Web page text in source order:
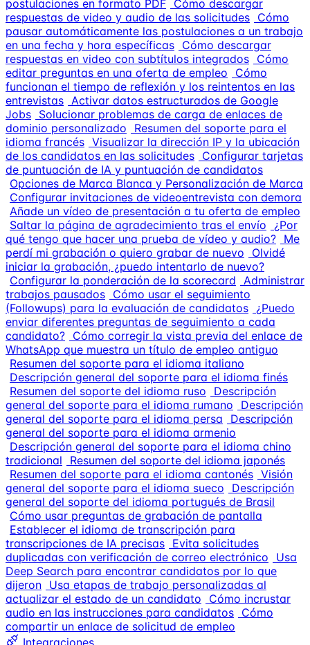
postulaciones en formato PDF Cómo descargar
respuestas de video y audio de las solicitudes Cómo
pausar automáticamente las postulaciones a un trabajo
en una fecha y hora específicas Cómo descargar
respuestas en video con subtítulos integrados Cómo
editar preguntas en una oferta de empleo
Cómo
funcionan el tiempo de reflexión y los reintentos en las
entrevistas Activar datos estructurados de Google
Jobs Solucionar problemas de carga de enlaces de
dominio personalizado
Resumen del soporte para el
idioma francés Visualizar la dirección IP y la ubicación
de los candidatos en las solicitudes Configurar tarjetas
de puntuación de IA y puntuación de candidatos
Opciones de Marca Blanca y Personalización de Marca
Configurar invitaciones de videoentrevista con demora
Añade un vídeo de presentación a tu oferta de empleo
Saltar la página de agradecimiento tras el envío
¿Por
qué tengo que hacer una prueba de vídeo y audio? Me
perdí mi grabación o quiero grabar de nuevo
Olvidé
iniciar la grabación, ¿puedo intentarlo de nuevo?
Configurar la ponderación de la scorecard Administrar
trabajos pausados Cómo usar el seguimiento
(Followups) para la evaluación de candidatos ¿Puedo
enviar diferentes preguntas de seguimiento a cada
candidato? Cómo corregir la vista previa del enlace de
WhatsApp que muestra un título de empleo antiguo
Resumen del soporte para el idioma italiano
Descripción general del soporte para el idioma finés
Resumen del soporte del idioma ruso
Descripción
general del soporte para el idioma rumano
Descripción
general del soporte para el idioma persa
Descripción
general del soporte para el idioma armenio
Descripción general del soporte para el idioma chino
tradicional
Resumen del soporte del idioma japonés
Resumen del soporte para el idioma cantonés Visión
general del soporte para el idioma sueco
Descripción
general del soporte del idioma portugués de Brasil
Cómo usar preguntas de grabación de pantalla
Establecer el idioma de transcripción para
transcripciones de IA precisas Evita solicitudes
duplicadas con verificación de correo electrónico
Usa
Deep Search para encontrar candidatos por lo que
dijeron Usa etapas de trabajo personalizadas al
actualizar el estado de un candidato
Cómo incrustar
audio en las instrucciones para candidatos Cómo
compartir un enlace de solicitud de empleo
Integraciones